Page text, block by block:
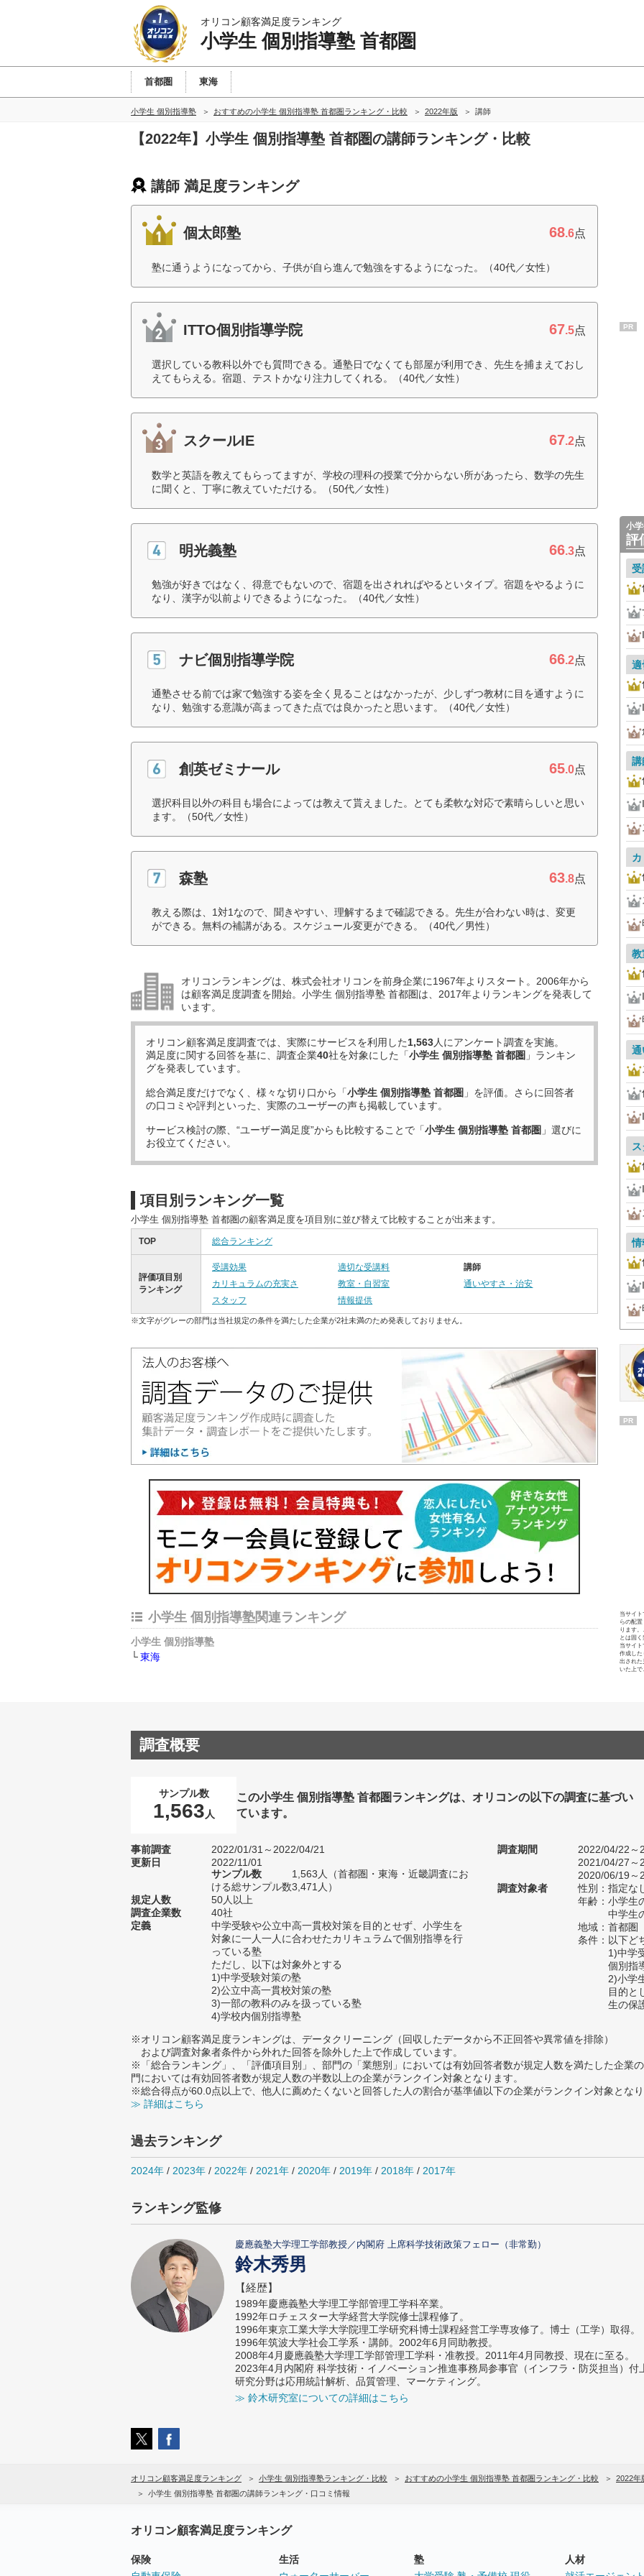
オリコン顧客満足度ランキング
小学生 個別指導塾 首都圏
首都圏 東海
小学生 個別指導塾 おすすめの小学生 個別指導塾 首都圏ランキング・比較 2022年版 講師
【2022年】小学生 個別指導塾 首都圏の講師ランキング・比較
講師 満足度ランキング
個太郎塾 68.6点
塾に通うようになってから、子供が自ら進んで勉強をするようになった。（40代／女性）
ITTO個別指導学院 67.5点
選択している教科以外でも質問できる。通塾日でなくても部屋が利用でき、先生を捕まえておし
えてもらえる。宿題、テストかなり注力してくれる。（40代／女性）
スクールIE 67.2点
数学と英語を教えてもらってますが、学校の理科の授業で分からない所があったら、数学の先生
に聞くと、丁寧に教えていただける。（50代／女性）
明光義塾 66.3点
勉強が好きではなく、得意でもないので、宿題を出されればやるといタイプ。宿題をやるように
なり、漢字が以前よりできるようになった。（40代／女性）
ナビ個別指導学院 66.2点
通塾させる前では家で勉強する姿を全く見ることはなかったが、少しずつ教材に目を通すように
なり、勉強する意識が高まってきた点では良かったと思います。（40代／女性）
創英ゼミナール 65.0点
選択科目以外の科目も場合によっては教えて貰えました。とても柔軟な対応で素晴らしいと思い
ます。（50代／女性）
森塾 63.8点
教える際は、1対1なので、聞きやすい、理解するまで確認できる。先生が合わない時は、変更
ができる。無料の補講がある。スケジュール変更ができる。（40代／男性）
オリコンランキングは、株式会社オリコンを前身企業に1967年よりスタート。2006年から
は顧客満足度調査を開始。小学生 個別指導塾 首都圏は、2017年よりランキングを発表して
います。
オリコン顧客満足度調査では、実際にサービスを利用した1,563人にアンケート調査を実施。
満足度に関する回答を基に、調査企業40社を対象にした「小学生 個別指導塾 首都圏 」ランキン
グを発表しています。
総合満足度だけでなく、様々な切り口から「小学生 個別指導塾 首都圏 」を評価。さらに回答者
の口コミや評判といった、実際のユーザーの声も掲載しています。
サービス検討の際、“ユーザー満足度”からも比較することで「小学生 個別指導塾 首都圏 」選びに
お役立てください。
項目別ランキング一覧
小学生 個別指導塾 首都圏の顧客満足度を項目別に並び替えて比較することが出来ます。
TOP 総合ランキング
評価項目別
ランキング
受講効果 適切な受講料
講師
カリキュラムの充実さ
教室・自習室
通いやすさ・治安
スタッフ
情報提供
※文字がグレーの部門は当社規定の条件を満たした企業が2社未満のため発表しておりません。
小学生 個別指導塾関連ランキング
小学生 個別指導塾
東海
PR
小
評
受
適
講
教
通
情
PR
当サイ
らの配
ります
とは固
当サイ
作成した
出された
いた上で
調査概要
サンプル数
1,563 人
この小学生 個別指導塾 首都圏ランキングは、オリコンの以下の調査に基づい
ています。
事前調査
2022/01/31～2022/04/21
更新日
2022/11/01
サンプル数
1,563人（首都圏・東海・近畿調査にお
ける総サンプル数3,471人）
規定人数
50人以上
調査企業数
40社
定義
中学受験や公立中高一貫校対策を目的とせず、小学生を
対象に一人一人に合わせたカリキュラムで個別指導を行
っている塾
ただし、以下は対象外とする
1)中学受験対策の塾
2)公立中高一貫校対策の塾
3)一部の教科のみを扱っている塾
4)学校内個別指導塾
調査期間
2022/04/22～
2021/04/27～
2020/06/19～
調査対象者
性別：指定な
年齢：小学生
中学生
地域：首都圏
条件：以下ど
1)中学
個別指
2)小学
目的と
生の保
※オリコン顧客満足度ランキングは、データクリーニング（回収したデータから不正回答や異常値を排除）
および調査対象者条件から外れた回答を除外した上で作成しています。
※「総合ランキング」、「評価項目別」、部門の「業態別」においては有効回答者数が規定人数を満たした企業
門においては有効回答者数が規定人数の半数以上の企業がランクイン対象となります。
※総合得点が60.0点以上で、他人に薦めたくないと回答した人の割合が基準値以下の企業がランクイン対象とな
≫ 詳細はこちら
過去ランキング
2024年 / 2023年 / 2022年 / 2021年 / 2020年 / 2019年 / 2018年 / 2017年
ランキング監修
慶應義塾大学理工学部教授／内閣府 上席科学技術政策フェロー（非常勤）
鈴木秀男
【経歴】
1989年慶應義塾大学理工学部管理工学科卒業。
1992年ロチェスター大学経営大学院修士課程修了。
1996年東京工業大学大学院理工学研究科博士課程経営工学専攻修了。博士（工学）取得。
1996年筑波大学社会工学系・講師。2002年6月同助教授。
2008年4月慶應義塾大学理工学部管理工学科・准教授。2011年4月同教授、現在に至る。
2023年4月内閣府 科学技術・イノベーション推進事務局参事官（インフラ・防災担当）
研究分野は応用統計解析、品質管理、マーケティング。
≫ 鈴木研究室についての詳細はこちら
オリコン顧客満足度ランキング 小学生 個別指導塾ランキング・比較 おすすめの小学生 個別指導塾 首都圏ランキング・比較
2022年
小学生 個別指導塾 首都圏の講師ランキング・口コミ情報
オリコン顧客満足度ランキング
保険
生活
塾
人材